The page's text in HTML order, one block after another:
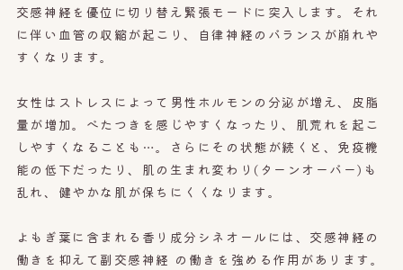
交感神経を優位に切り替え緊張モードに突入します。それ
に伴い血管の収縮が起こり、自律神経のバランスが崩れや
すくなります。
女性はストレスによって男性ホルモンの分泌が増え、皮脂
量が増加。べたつきを感じやすくなったり、肌荒れを起こ
しやすくなることも…。さらにその状態が続くと、免疫機
能の低下だったり、肌の生まれ変わり(ターンオーバー)も
乱れ、健やかな肌が保ちにくくなります。
よもぎ葉に含まれる香り成分シネオールには、交感神経の
働きを抑えて副交感神経 の働きを強める作用があります。